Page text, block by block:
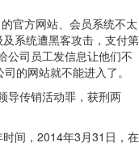
官方网站、会员系统不太
系统遭黑客攻击，支付第
公司员工发信息让他们不
的网站就不能进入了。
传销活动罪，获刑两
间，2014年3月31日，在